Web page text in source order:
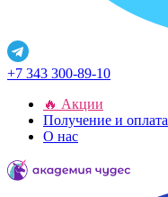
+7 343 300-89-10
🔥 Акции
Получение и оплата
О нас